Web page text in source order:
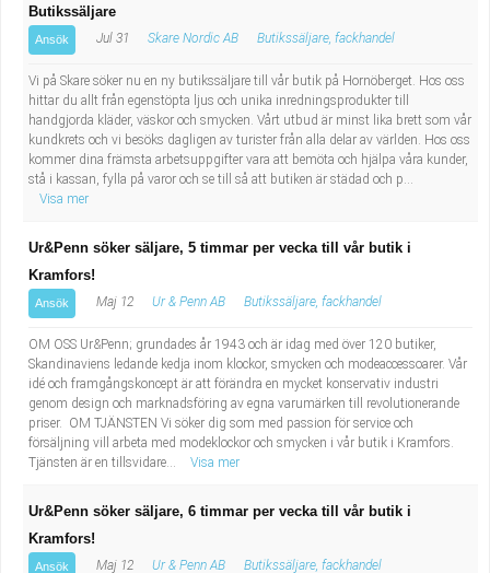
Butikssäljare
Ansök Jul 31 Skare Nordic AB Butikssäljare, fackhandel
Vi på Skare söker nu en ny butikssäljare till vår butik på Hornöberget. Hos oss
hittar du allt från egenstöpta ljus och unika inredningsprodukter till
handgjorda kläder, väskor och smycken. Vårt utbud är minst lika brett som vår
kundkrets och vi besöks dagligen av turister från alla delar av världen. Hos oss
kommer dina främsta arbetsuppgifter vara att bemöta och hjälpa våra kunder,
stå i kassan, fylla på varor och se till så att butiken är städad och p...
Visa mer
Ur&Penn söker säljare, 5 timmar per vecka till vår butik i
Kramfors!
Ansök Maj 12 Ur & Penn AB Butikssäljare, fackhandel
OM OSS Ur&Penn; grundades år 1943 och är idag med över 120 butiker,
Skandinaviens ledande kedja inom klockor, smycken och modeaccessoarer. Vår
idé och framgångskoncept är att förändra en mycket konservativ industri
genom design och marknadsföring av egna varumärken till revolutionerande
priser. OM TJÄNSTEN Vi söker dig som med passion för service och
försäljning vill arbeta med modeklockor och smycken i vår butik i Kramfors.
Tjänsten är en tillsvidare...
Visa mer
Ur&Penn söker säljare, 6 timmar per vecka till vår butik i
Kramfors!
Ansök Maj 12 Ur & Penn AB Butikssäljare, fackhandel